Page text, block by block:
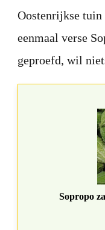
Oostenrijkse
eenmaal verse
geproefd, wil
Sopropo